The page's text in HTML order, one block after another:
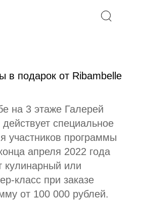
в подарок от Ribambelle
на 3 этаже Галерей
специальное
участников программы
апреля 2022 года
кулинарный или
класс при заказе
от 100 000 рублей.